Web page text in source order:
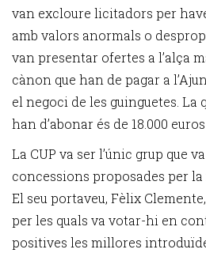
van excloure licitadors per
amb valors anormals o
van presentar ofertes a l’alça
cànon que han de pagar a
el negoci de les guinguetes.
han d’abonar és de 18.000
La CUP va ser l’únic grup que
concessions proposades per
El seu portaveu, Fèlix
per les quals va votar-hi en
positives les millores